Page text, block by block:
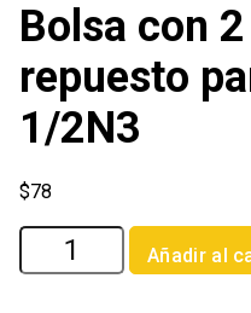
Bolsa con
repuesto
1/2N3
$78
Bolsa
con
Añadir al